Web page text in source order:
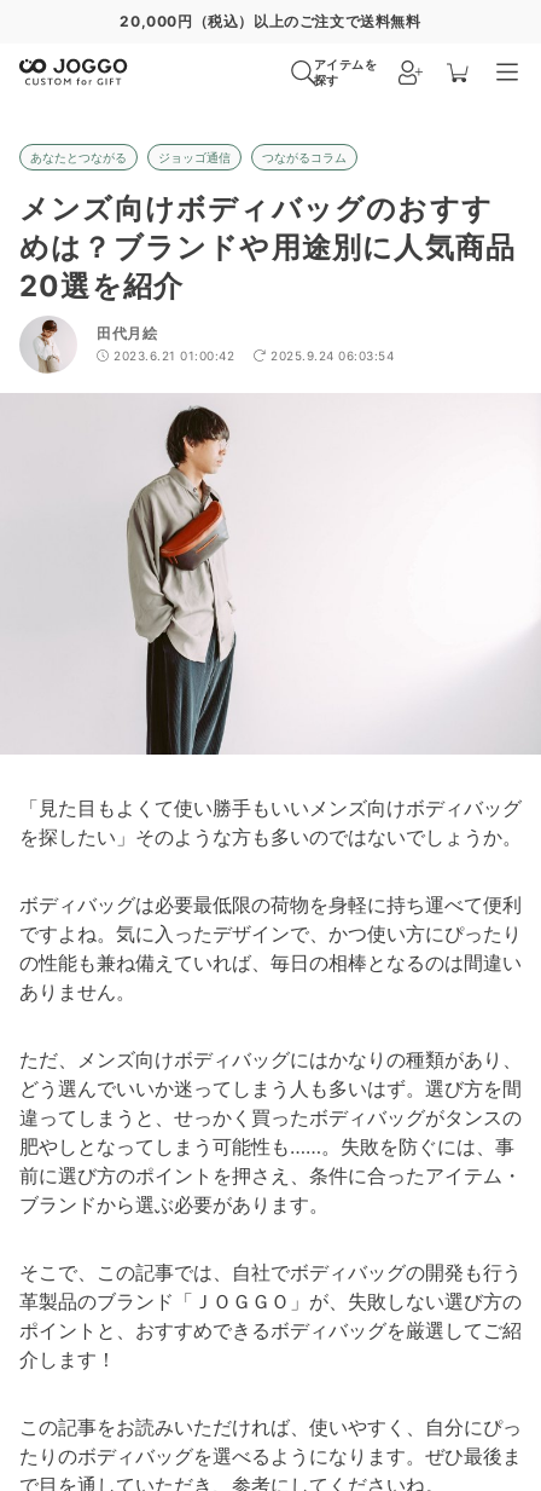
通常便 8/27 特急便 8/21 超特急便−
アイテムを
探す
あなたとつながる ジョッゴ通信 つながるコラム
メンズ向けボディバッグのおすす
めは？ブランドや用途別に人気商品
20選を紹介
田代月絵
2023.6.21 01:00:42 2025.9.24 06:03:54
「見た目もよくて使い勝手もいいメンズ向けボディバッグ
を探したい」そのような方も多いのではないでしょうか。
ボディバッグは必要最低限の荷物を身軽に持ち運べて便利
ですよね。気に入ったデザインで、かつ使い方にぴったり
の性能も兼ね備えていれば、毎日の相棒となるのは間違い
ありません。
ただ、メンズ向けボディバッグにはかなりの種類があり、
どう選んでいいか迷ってしまう人も多いはず。選び方を間
違ってしまうと、せっかく買ったボディバッグがタンスの
肥やしとなってしまう可能性も……。失敗を防ぐには、事
前に選び方のポイントを押さえ、条件に合ったアイテム・
ブランドから選ぶ必要があります。
そこで、この記事では、自社でボディバッグの開発も行う
革製品のブランド「ＪＯＧＧＯ」が、失敗しない選び方の
ポイントと、おすすめできるボディバッグを厳選してご紹
介します！
この記事をお読みいただければ、使いやすく、自分にぴっ
たりのボディバッグを選べるようになります。ぜひ最後ま
で目を通していただき、参考にしてくださいね。